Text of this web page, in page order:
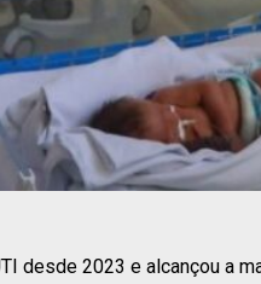
desde 2023 e alcançou a